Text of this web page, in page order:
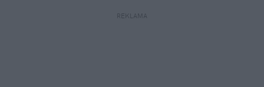
REKLAMA